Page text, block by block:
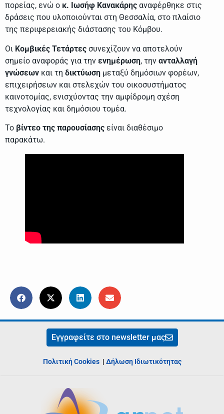
πορείας, ενώ ο κ. Ιωσήφ Κανακάρης αναφέρθηκε στις
δράσεις που υλοποιούνται στη Θεσσαλία, στο πλαίσιο
της περιφερειακής διάστασης του Κόμβου.
Οι Κομβικές Τετάρτες συνεχίζουν να αποτελούν
σημείο αναφοράς για την ενημέρωση, την ανταλλαγή
γνώσεων και τη δικτύωση μεταξύ δημόσιων φορέων,
επιχειρήσεων και στελεχών του οικοσυστήματος
καινοτομίας, ενισχύοντας την αμφίδρομη σχέση
τεχνολογίας και δημόσιου τομέα.
Το βίντεο της παρουσίασης είναι διαθέσιμο
παρακάτω.
Εγγραφείτε στο newsletter μας
Πολιτική Cookies | Δήλωση Ιδιωτικότητας